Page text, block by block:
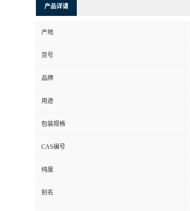
产品详请
产地
货号
品牌
用途
包装规格
CAS编号
纯度
别名